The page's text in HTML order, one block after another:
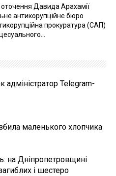
Давида Арахамії
антикорупційне бюро
прокуратура (САП)
Telegram-
маленького хлопчика
на Дніпропетровщині
і шестеро